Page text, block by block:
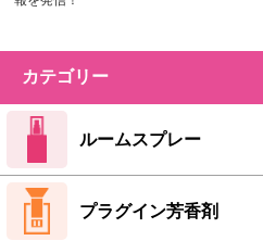
カテゴリー
ルームスプレー
プラグイン芳香剤